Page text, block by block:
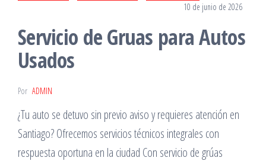
10 de junio de 2026
Servicio de Gruas para Autos
Usados
Por ADMIN
¿Tu auto se detuvo sin previo aviso y requieres atención en
Santiago? Ofrecemos servicios técnicos integrales con
respuesta oportuna en la ciudad Con servicio de grúas